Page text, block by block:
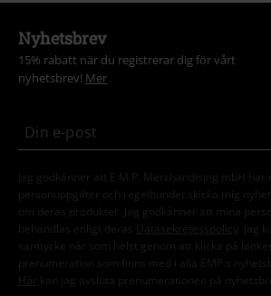
Nyhetsbrev
15% rabatt när du registrerar dig för vårt
nyhetsbrev! Mer
Jag godkänner att E.M.P. Merchandising mbH har
personuppgifter och regelbundet skicka mig
om deras produkter. Jag godkänner att mina
behandlas enligt deras
Datasekretesspolicy
. Jag
samtycke när som helst genom att klicka på
prenumeration som finns med i alla EMP:s
Här kan jag avsluta prenumerationen på